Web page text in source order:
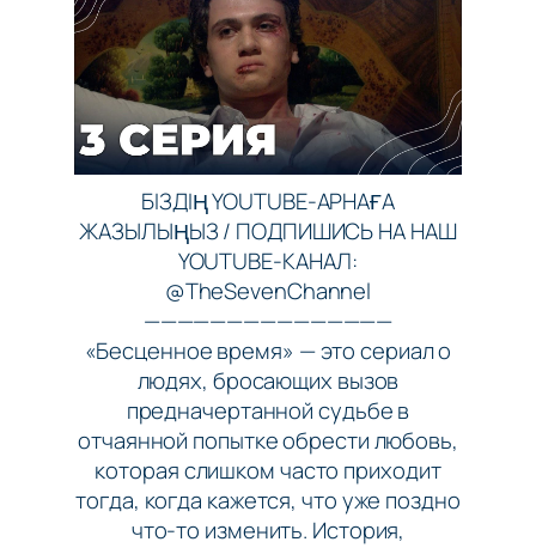
БІЗДІҢ YOUTUBE-АРНАҒА
ЖАЗЫЛЫҢЫЗ / ПОДПИШИСЬ НА НАШ
YOUTUBE-КАНАЛ:
@TheSevenChannel
———————————————
«Бесценное время» — это сериал о
людях, бросающих вызов
предначертанной судьбе в
отчаянной попытке обрести любовь,
которая слишком часто приходит
тогда, когда кажется, что уже поздно
что-то изменить. История,